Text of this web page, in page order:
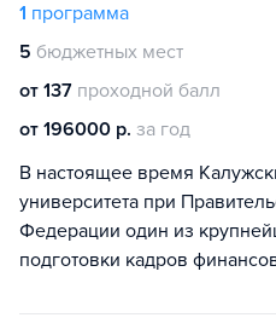
1 программа
5 бюджетных мест
от 137 проходной балл
от 196000 р. за год
В настоящее время
университета при
Федерации один из
подготовки кадров